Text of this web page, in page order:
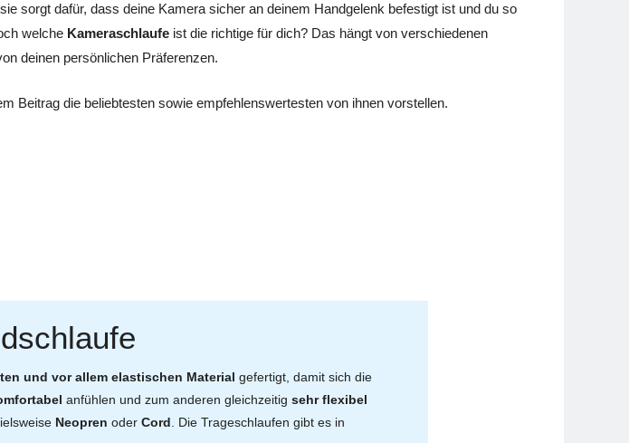
sorgt dafür, dass deine Kamera sicher an deinem Handgelenk befestigt ist und du so
welche Kameraschlaufe ist die richtige für dich? Das hängt von verschiedenen
deinen persönlichen Präferenzen.
Beitrag die beliebtesten sowie empfehlenswertesten von ihnen vorstellen.
und vor allem elastischen Material gefertigt, damit sich die
anfühlen und zum anderen gleichzeitigsehr flexibel
NeoprenoderCord . Die Trageschlaufen gibt es in